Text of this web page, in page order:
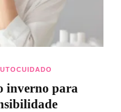
inverno para